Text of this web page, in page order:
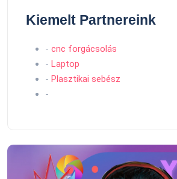
Kiemelt Partnereink
- cnc forgácsolás
- Laptop
- Plasztikai sebész
-